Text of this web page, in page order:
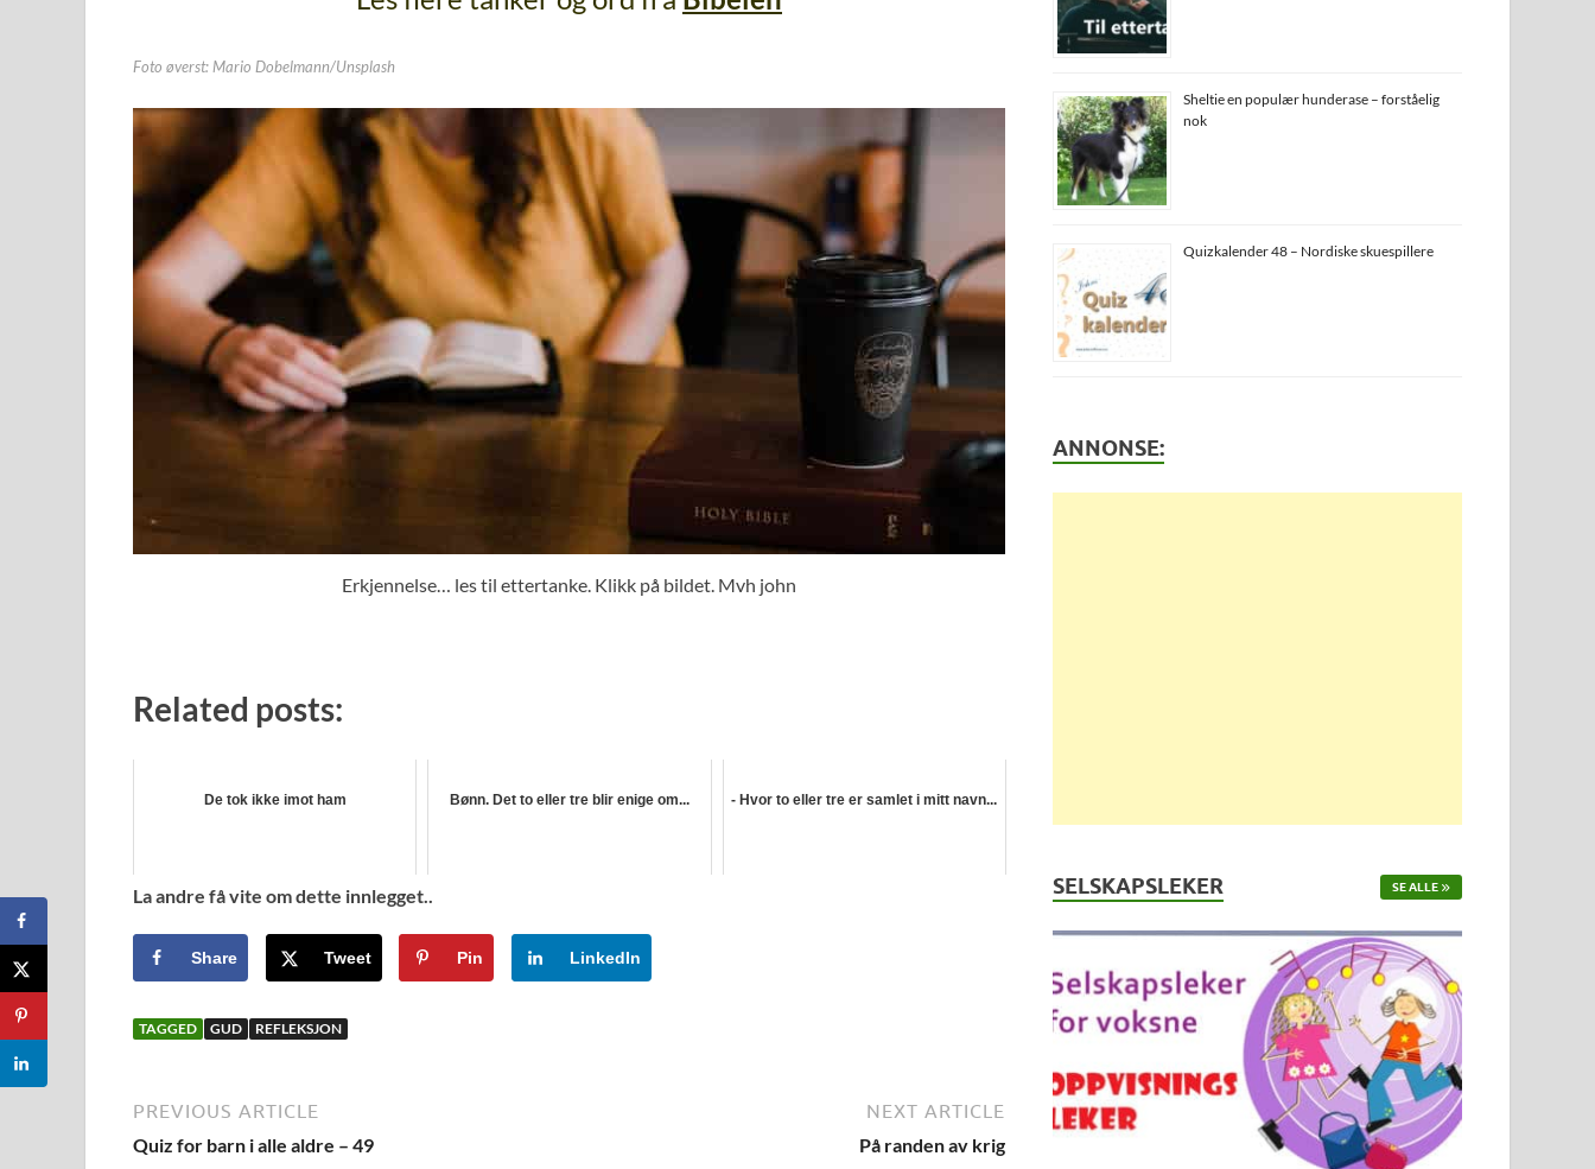
Foto øverst: Mario Dobelmann/Unsplash
Erkjennelse… les til ettertanke. Klikk på bildet. Mvh john
Related posts:
De tok ikke imot ham Bønn. Det to eller tre blir enige om... - Hvor to eller tre er samlet i mitt navn...
La andre få vite om dette innlegget..
Share Tweet Pin LinkedIn
TAGGED GUD REFLEKSJON
PREVIOUS ARTICLE
Quiz for barn i alle aldre – 49
NEXT ARTICLE
På randen av krig
Sheltie en populær hunderase – forståelig
nok
Quizkalender 48 – Nordiske skuespillere
ANNONSE:
SELSKAPSLEKER SE ALLE